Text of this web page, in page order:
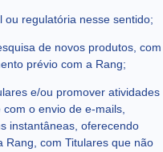
regulatória nesse sentido;
de novos produtos, com
prévio com a Rang;
e/ou promover atividades
o envio de e-mails,
instantâneas, oferecendo
Rang, com Titulares que não